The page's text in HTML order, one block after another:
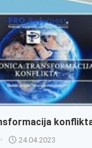
24.04.2023